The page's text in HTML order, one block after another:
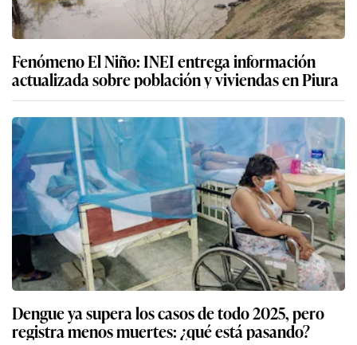
Fenómeno El Niño: INEI entrega información
actualizada sobre población y viviendas en Piura
Dengue ya supera los casos de todo 2025, pero
registra menos muertes: ¿qué está pasando?